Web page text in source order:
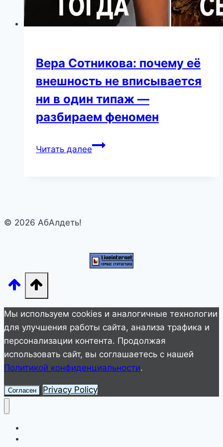
Вера Сотникова: почему её
внешность не вписывается
ни в один типаж —
разбираем феномен
Читать далееВера
в
один
разбираем
феномен
© 2026 АбАлдеть!
Мы используем cookies и аналогичные технологии
для улучшения работы сайта, анализа трафика и
персонализации контента. Продолжая
использовать сайт, вы соглашаетесь с нашей
Политикой конфиденциальности.
Согласен Privacy Policy